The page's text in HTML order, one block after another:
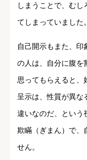
しまうことで、むし
てしまっていました。
自己開示もまた、印
の人は、自分に腹を
思ってもらえると、
呈示は、性質が異な
違いなのだ、という
欺瞞（ぎまん）で、
せん。